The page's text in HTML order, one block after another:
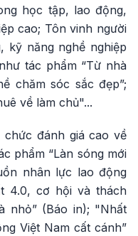
học tập, lao động,
cao; Tôn vinh người
kỹ năng nghề nghiệp
tác phẩm “Từ nhà
chăm sóc sắc đẹp”;
về làm chủ"...
đánh giá cao về
phẩm “Làn sóng mới
nhân lực lao động
4.0, cơ hội và thách
nhỏ” (Báo in); "Nhất
Việt Nam cất cánh”